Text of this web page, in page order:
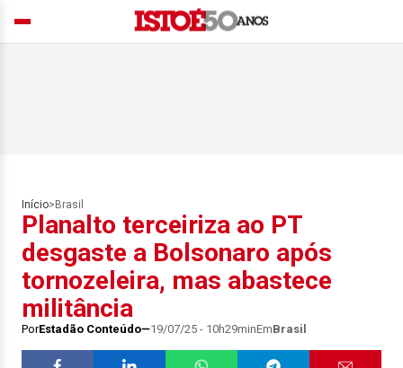
Início> Brasil
Planalto terceiriza ao PT
desgaste a Bolsonaro após
tornozeleira, mas abastece
militância
PorEstadão Conteúdo 19/07/25 - 10h29minEmBrasil